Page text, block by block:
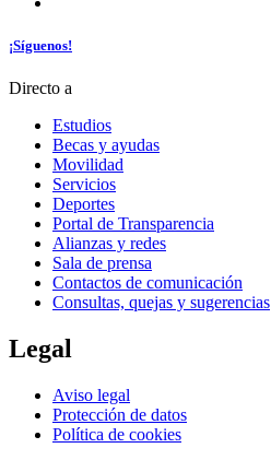
¡Síguenos!
Directo a
Estudios
Becas y ayudas
Movilidad
Servicios
Deportes
Portal de Transparencia
Alianzas y redes
Sala de prensa
Contactos de comunicación
Consultas, quejas y sugerencias
Legal
Aviso legal
Protección de datos
Política de cookies